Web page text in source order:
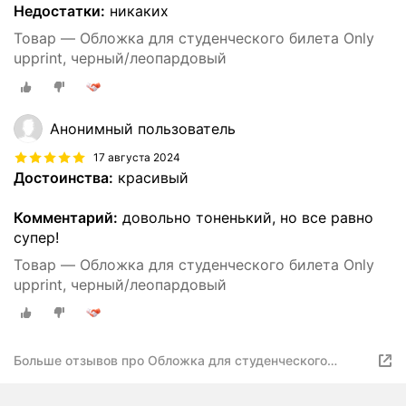
Недостатки: никаких
Товар — Обложка для студенческого билета Only
upprint, черный/леопардовый
Анонимный пользователь
17 августа 2024
Достоинства: красивый
Комментарий: довольно тоненький, но все равно
супер!
Товар — Обложка для студенческого билета Only
upprint, черный/леопардовый
Больше отзывов про Обложка для студенческого